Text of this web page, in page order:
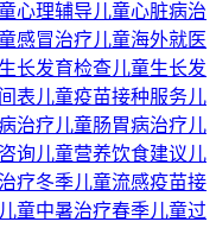
心理辅导儿童心脏病治
感冒治疗儿童海外就医
长发育检查儿童生长发
表儿童疫苗接种服务儿
治疗儿童肠胃病治疗儿
询儿童营养饮食建议儿
疗冬季儿童流感疫苗接
童中暑治疗春季儿童过